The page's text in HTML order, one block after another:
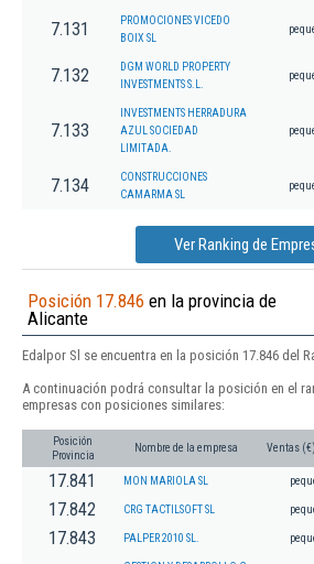
7.131
PROMOCIONES VICEDO
BOIX SL
7.132
DGM WORLD PROPERTY
INVESTMENTS S.L.
7.133
INVESTMENTS HERRADURA
AZUL SOCIEDAD
LIMITADA.
7.134
CONSTRUCCIONES
CAMARMA SL
Ver Ranking de
Posición 17.846 en la provincia de
Alicante
Edalpor Sl se encuentra en la posición 17.846 del
A continuación podrá consultar la posición en el
empresas con posiciones similares:
Posición
Provincia
Nombre de la empresa Ventas (€)
17.841 MON MARIOLA SL
17.842 CRG TACTILSOFT SL
17.843 PALPER 2010 SL.